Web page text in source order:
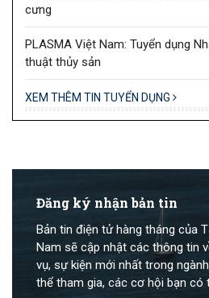
cưng
PLASMA Việt Nam: Tuyển dụng
thuật thủy sản
XEM THÊM TIN TUYỂN DỤNG
Đăng ký nhận bản tin
Bản tin điện tử hàng tháng của
Nam sẽ cập nhật các thông tin
vụ, sự kiện mới nhất trong
thể tham gia, các cơ hội bạn có